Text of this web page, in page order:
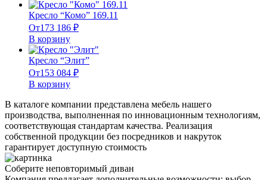
Кресло “Комо” 169.11
От173 186 ₽
В корзину
Кресло “Элит”
От153 084 ₽
В корзину
В каталоге компании представлена мебель нашего
производства, выполненная по инновационным технологиям,
соответствующая стандартам качества. Реализация
собственной продукции без посредников и накруток
гарантирует доступную стоимость
Соберите неповторимый диван